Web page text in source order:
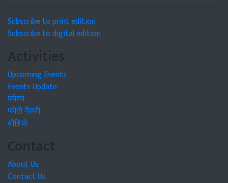
Subscribe to print edition
Subscribe to digital edition
Activities
Upcoming Events
Events Update
फोरम
फोटो गैलरी
वीडियो
Contact
About Us
Contact Us